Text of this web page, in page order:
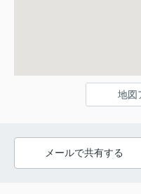
地図
メールで共有する